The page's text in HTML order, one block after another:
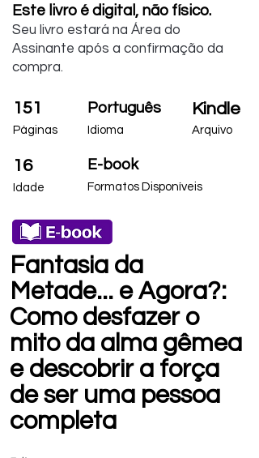
Este livro é digital, não físico.
Seu livro estará na Área do
Assinante após a confirmação da
compra.
151
Páginas
Português
Idioma
Kindle
Arquivo
16
Idade
E-book
Formatos Disponíveis
Fantasia da
Metade... e Agora?:
Como desfazer o
mito da alma gêmea
e descobrir a força
de ser uma pessoa
completa